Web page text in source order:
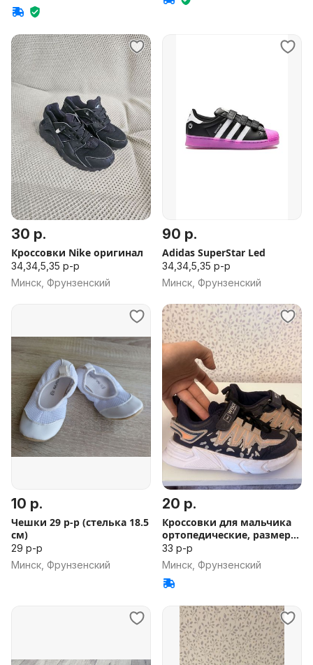
30 р.
Кроссовки Nike оригинал
34,34,5,35 р-р
Минск, Фрунзенский
90 р.
Adidas SuperStar Led
34,34,5,35 р-р
Минск, Фрунзенский
10 р.
Чешки 29 р-р (стелька 18.5
см)
29 р-р
Минск, Фрунзенский
20 р.
Кроссовки для мальчика
ортопедические, размер
33
33 р-р
Минск, Фрунзенский